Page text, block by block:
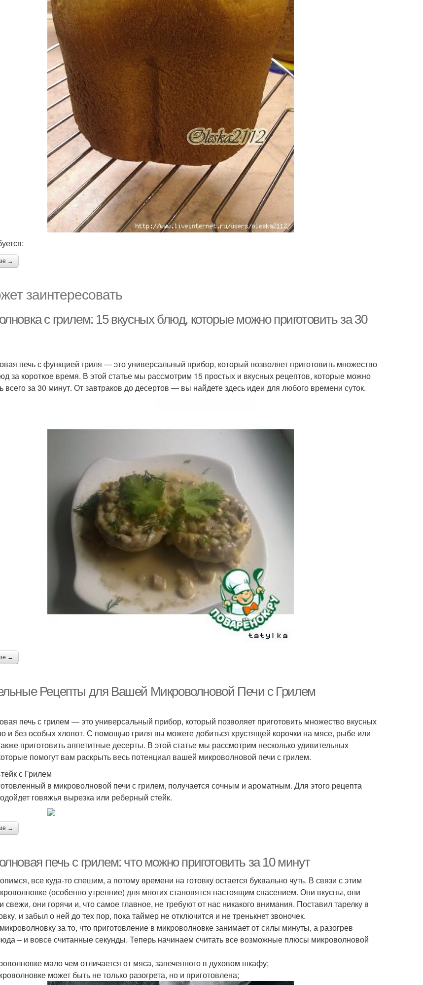
→
заинтересовать
с грилем: 15 вкусных блюд, которые можно приготовить за 30
печь с функцией гриля — это универсальный прибор, который позволяет приготовить множество
за короткое время. В этой статье мы рассмотрим 15 простых и вкусных рецептов, которые можно
всего за 30 минут. От завтраков до десертов — вы найдете здесь идеи для любого времени суток.
→
Рецепты для Вашей Микроволновой Печи с Грилем
печь с грилем — это универсальный прибор, который позволяет приготовить множество вкусных
и без особых хлопот. С помощью гриля вы можете добиться хрустящей корочки на мясе, рыбе или
приготовить аппетитные десерты. В этой статье мы рассмотрим несколько удивительных
помогут вам раскрыть весь потенциал вашей микроволновой печи с грилем.
с Грилем
в микроволновой печи с грилем, получается сочным и ароматным. Для этого рецепта
говяжья вырезка или реберный стейк.
→
печь с грилем: что можно приготовить за 10 минут
все куда-то спешим, а потому времени на готовку остается буквально чуть. В связи с этим
(особенно утренние) для многих становятся настоящим спасением. Они вкусны, они
свежи, они горячи и, что самое главное, не требуют от нас никакого внимания. Поставил тарелку в
и забыл о ней до тех пор, пока таймер не отключится и не тренькнет звоночек.
за то, что приготовление в микроволновке занимает от силы минуты, а разогрев
– и вовсе считанные секунды. Теперь начинаем считать все возможные плюсы микроволновой
мало чем отличается от мяса, запеченного в духовом шкафу;
может быть не только разогрета, но и приготовлена;